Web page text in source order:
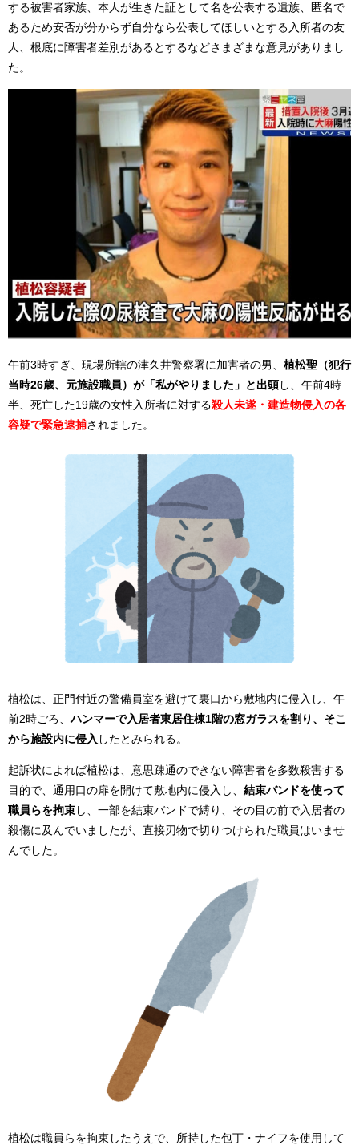
する被害者家族、本人が生きた証として名を公表する遺族、匿名で
あるため安否が分からず自分なら公表してほしいとする入所者の友
人、根底に障害者差別があるとするなどさまざまな意見がありまし
た。
午前3時すぎ、現場所轄の津久井警察署に加害者の男、 植松聖（犯行
当時26歳、元施設職員）が「私がやりました」と出頭 し、午前4時
半、死亡した19歳の女性入所者に対する殺人未遂・建造物侵入の各
容疑で緊急逮捕されました。
植松は、正門付近の警備員室を避けて裏口から敷地内に侵入し、午
前2時ごろ、ハンマーで入居者東居住棟1階の窓ガラスを割り、そこ
から施設内に侵入 したとみられる。
起訴状によれば植松は、意思疎通のできない障害者を多数殺害する
目的で、通用口の扉を開けて敷地内に侵入し、 結束バンドを使って
職員らを拘束 し、一部を結束バンドで縛り、その目の前で入居者の
殺傷に及んでいましたが、直接刃物で切りつけられた職員はいませ
んでした。
植松は職員らを拘束したうえで、所持した包丁・ナイフを使用して